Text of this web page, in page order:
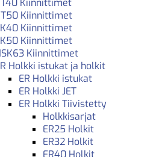
Kiinnittimet
Kiinnittimet
Kiinnittimet
Kiinnittimet
Holkki istukat ja holkit
ER Holkki istukat
ER Holkki JET
ER Holkki Tiivistetty
Holkkisarjat
ER25 Holkit
ER32 Holkit
ER40 Holkit